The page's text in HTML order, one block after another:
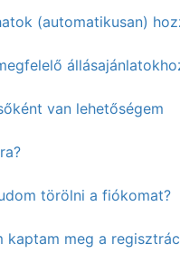
(automatikusan)
van lehetőségem
törölni a fiókomat?
kaptam meg a